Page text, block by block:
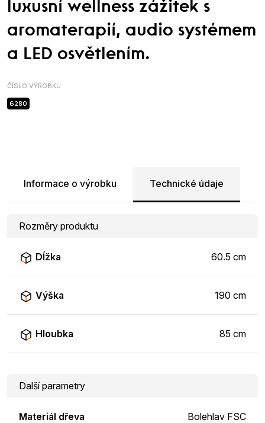
luxusní wellness zážitek s
aromaterapií, audio systémem
a LED osvětlením.
ČÍSLO VÝROBKU
6280
Informace o výrobku Technické údaje
Rozměry produktu
Dĺžka 60.5 cm
Výška 190 cm
Hloubka 85 cm
Další parametry
Materiál dřeva Bolehlav FSC